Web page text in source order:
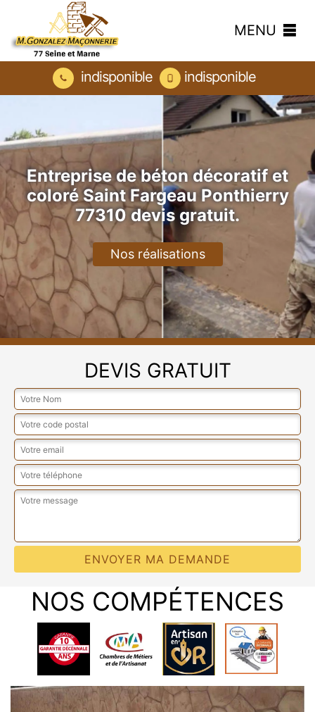
MENU
indisponible indisponible
Entreprise de béton décoratif et
coloré Saint Fargeau Ponthierry
77310 devis gratuit.
Nos réalisations
DEVIS GRATUIT
NOS COMPÉTENCES